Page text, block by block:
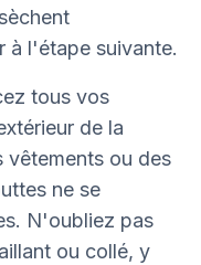
à l'étape suivante.
tous vos
de la
vêtements ou des
ne se
N'oubliez pas
ou collé, y